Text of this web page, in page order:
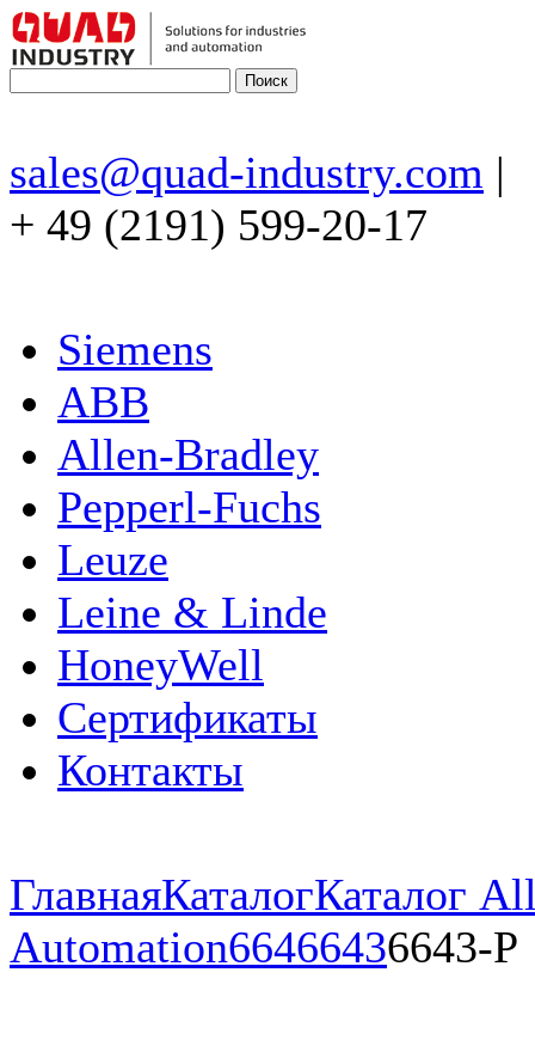
sales@quad-industry.com |
+ 49 (2191) 599-20-17
Siemens
ABB
Allen-Bradley
Pepperl-Fuchs
Leuze
Leine & Linde
HoneyWell
Сертификаты
Контакты
ГлавнаяКаталогКаталог
Automation66466436643-P